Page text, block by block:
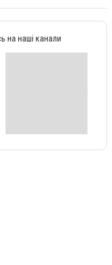
на наші канали